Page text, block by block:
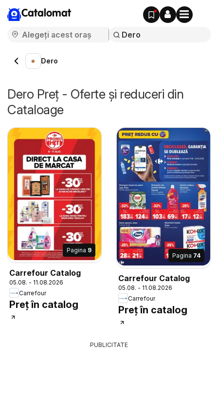
Catalomat
Dero
Dero Preț - Oferte și reduceri din
Cataloage
Pagina 9
Carrefour Catalog
05.08. - 11.08.2026
Carrefour
Preț în catalog
Pagina 74
Carrefour Catalog
05.08. - 11.08.2026
Carrefour
Preț în catalog
PUBLICITATE